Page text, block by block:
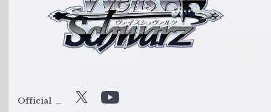
ス
ル
Official X